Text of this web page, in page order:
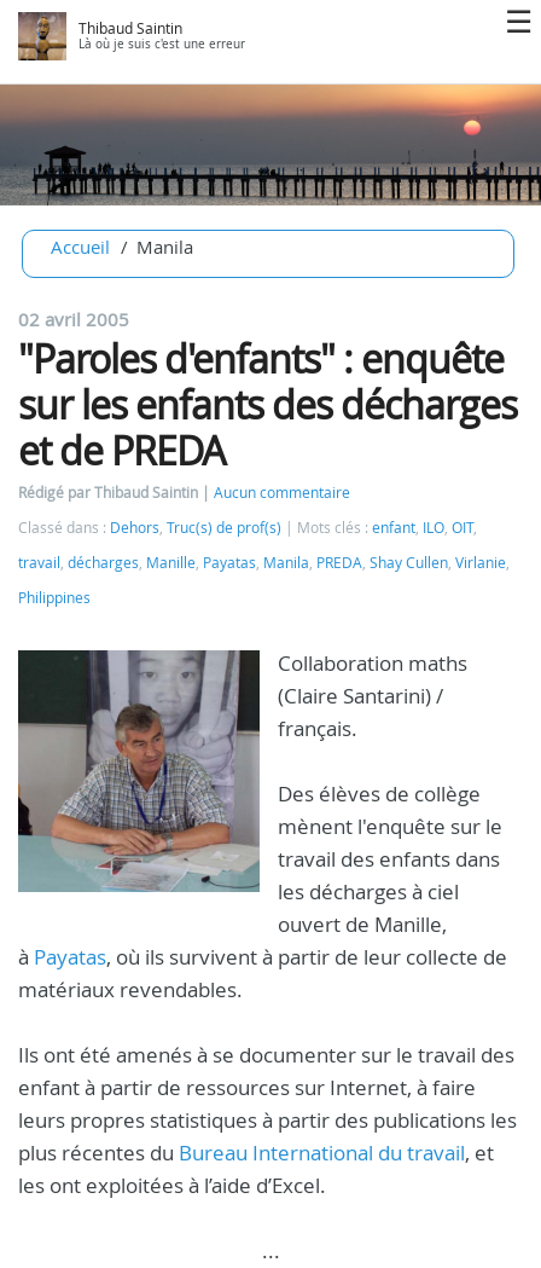
Thibaud Saintin
Là où je suis c'est une erreur
Accueil Manila
02 avril 2005
"Paroles d'enfants" : enquête
sur les enfants des décharges
et de PREDA
Rédigé par Thibaud Saintin
Aucun commentaire
Classé dans : Dehors, Truc(s) de prof(s) Mots clés : enfant, ILO, OIT,
travail , décharges, Manille, Payatas, Manila, PREDA, Shay Cullen, Virlanie,
Philippines
Collaboration maths
(Claire Santarini) /
français.
Des élèves de collège
mènent l'enquête sur le
travail des enfants dans
les décharges à ciel
ouvert de Manille,
à Payatas, où ils survivent à partir de leur collecte de
matériaux revendables.
Ils ont été amenés à se documenter sur le travail des
enfant à partir de ressources sur Internet, à faire
leurs propres statistiques à partir des publications les
plus récentes du Bureau International du travail, et
les ont exploitées à l’aide d’Excel.
...